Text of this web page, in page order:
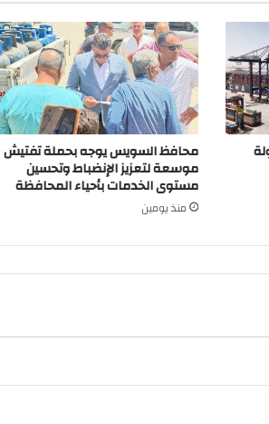
محافظ السويس يوجه بحملة تفتيش
موسعة لتعزيز الإنضباط وتحسين
مستوى الخدمات بأحياء المحافظة
منذ يومين